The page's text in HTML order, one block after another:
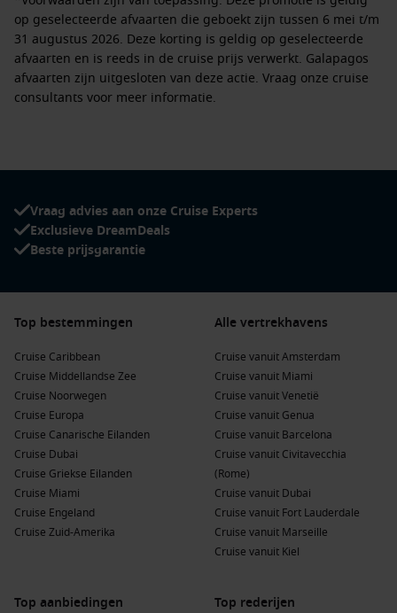
op geselecteerde afvaarten die geboekt zijn tussen 6 mei t/m
31 augustus 2026. Deze korting is geldig op geselecteerde
afvaarten en is reeds in de cruise prijs verwerkt. Galapagos
afvaarten zijn uitgesloten van deze actie. Vraag onze cruise
consultants voor meer informatie.
Cruises van 3 tot 5 nachten:
€200 per stateroom korting op Balkonhutten en Aqua hutten
€350 per stateroom korting op Retreat suites
€600 per stateroom korting op Retreat suites
Vraag advies aan onze Cruise Experts
Exclusieve DreamDeals
Beste prijsgarantie
Top bestemmingen
Cruise Caribbean
Cruise Middellandse Zee
Cruise Noorwegen
Cruise Europa
Cruise Canarische Eilanden
Cruise Dubai
Cruise Griekse Eilanden
Cruise Miami
Cruise Engeland
Cruise Zuid-Amerika
Alle vertrekhavens
Cruise vanuit Amsterdam
Cruise vanuit Miami
Cruise vanuit Venetië
Cruise vanuit Genua
Cruise vanuit Barcelona
Cruise vanuit Civitavecchia
(Rome)
Cruise vanuit Dubai
Cruise vanuit Fort Lauderdale
Cruise vanuit Marseille
Cruise vanuit Kiel
Top aanbiedingen Top rederijen